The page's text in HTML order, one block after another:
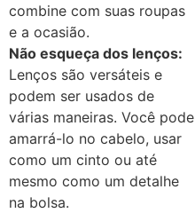
combine com suas roupas
e a ocasião.
Não esqueça dos lenços:
Lenços são versáteis e
podem ser usados de
várias maneiras. Você pode
amarrá-lo no cabelo, usar
como um cinto ou até
mesmo como um detalhe
na bolsa.